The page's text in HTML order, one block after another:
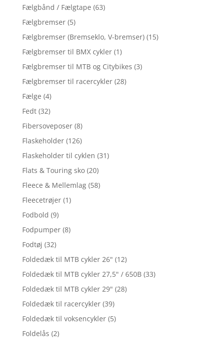
Fælgbånd / Fælgtape (63)
Fælgbremser (5)
Fælgbremser (Bremseklo, V-bremser) (15)
Fælgbremser til BMX cykler (1)
Fælgbremser til MTB og Citybikes (3)
Fælgbremser til racercykler (28)
Fælge (4)
Fedt (32)
Fibersoveposer (8)
Flaskeholder (126)
Flaskeholder til cyklen (31)
Flats & Touring sko (20)
Fleece & Mellemlag (58)
Fleecetrøjer (1)
Fodbold (9)
Fodpumper (8)
Fodtøj (32)
Foldedæk til MTB cykler 26" (12)
Foldedæk til MTB cykler 27,5" / 650B (33)
Foldedæk til MTB cykler 29" (28)
Foldedæk til racercykler (39)
Foldedæk til voksencykler (5)
Foldelås (2)